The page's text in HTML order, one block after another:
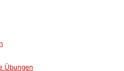
Übungen